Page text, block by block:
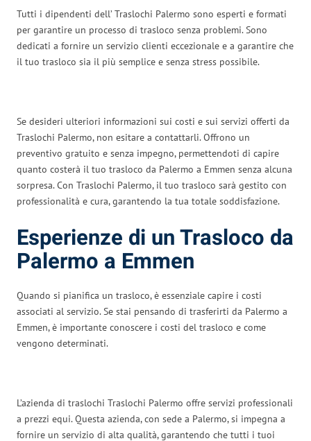
Tutti i dipendenti dell’ Traslochi Palermo sono esperti e formati
per garantire un processo di trasloco senza problemi. Sono
dedicati a fornire un servizio clienti eccezionale e a garantire che
il tuo trasloco sia il più semplice e senza stress possibile.
Se desideri ulteriori informazioni sui costi e sui servizi offerti da
Traslochi Palermo, non esitare a contattarli. Offrono un
preventivo gratuito e senza impegno, permettendoti di capire
quanto costerà il tuo trasloco da Palermo a Emmen senza alcuna
sorpresa. Con Traslochi Palermo, il tuo trasloco sarà gestito con
professionalità e cura, garantendo la tua totale soddisfazione.
Esperienze di un Trasloco da
Palermo a Emmen
Quando si pianifica un trasloco, è essenziale capire i costi
associati al servizio. Se stai pensando di trasferirti da Palermo a
Emmen, è importante conoscere i costi del trasloco e come
vengono determinati.
L’azienda di traslochi Traslochi Palermo offre servizi professionali
a prezzi equi. Questa azienda, con sede a Palermo, si impegna a
fornire un servizio di alta qualità, garantendo che tutti i tuoi